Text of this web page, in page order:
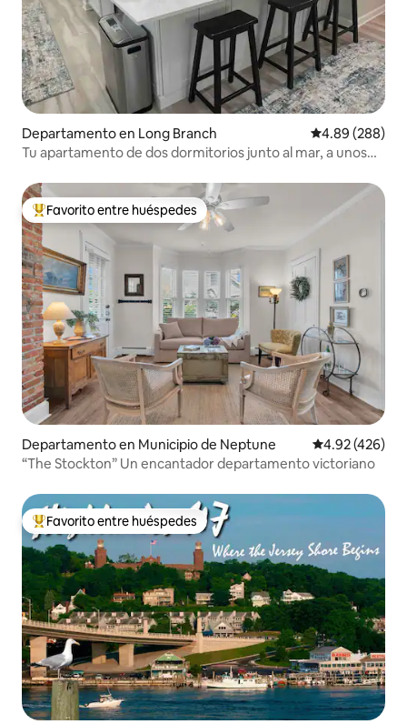
Departamento en Long Branch Calificación
4.89 (288)
Tu apartamento de dos dormitorios junto al mar, a unos
De los mejores en Favorito entre huéspedes
Favorito entre huéspedes
Departamento en Municipio de Neptune Calificación
4.92 (426)
“The Stockton” Un encantador departamento victoriano
De los mejores en Favorito entre huéspedes
Favorito entre huéspedes